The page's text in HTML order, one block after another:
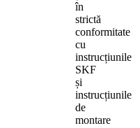
în
strictă
conformitate
cu
instrucțiunile
SKF
și
instrucțiunile
de
montare